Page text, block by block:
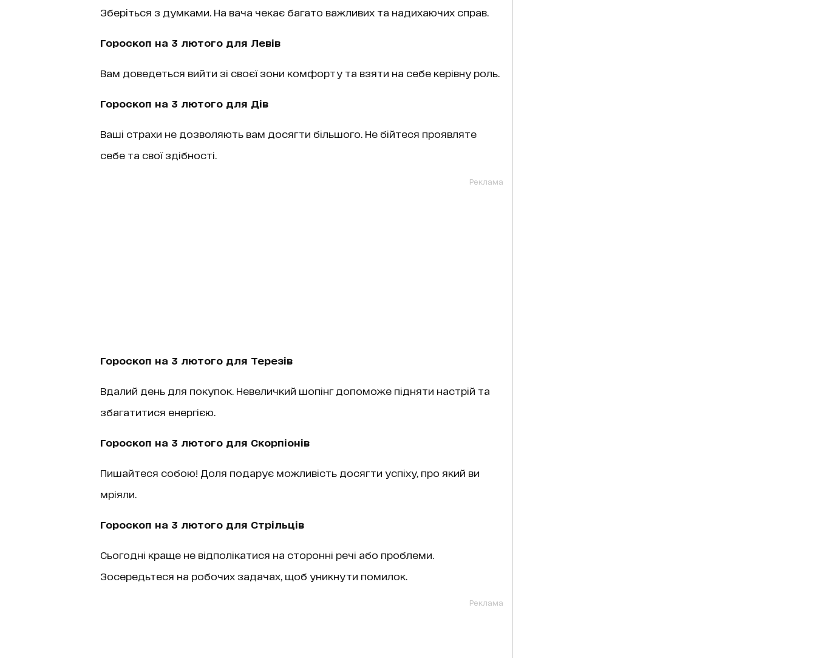
Зберіться з думками. На вача чекає багато важливих та надихаючих справ.
Гороскоп на 3 лютого для Левів
Вам доведеться вийти зі своєї зони комфорту та взяти на себе керівну роль.
Гороскоп на 3 лютого для Дів
Ваші страхи не дозволяють вам досягти більшого. Не бійтеся проявляте
себе та свої здібності.
Реклама
Гороскоп на 3 лютого для Терезів
Вдалий день для покупок. Невеличкий шопінг допоможе підняти настрій та
збагатитися енергією.
Гороскоп на 3 лютого для Скорпіонів
Пишайтеся собою! Доля подарує можливість досягти успіху, про який ви
мріяли.
Гороскоп на 3 лютого для Стрільців
Сьогодні краще не відполікатися на сторонні речі або проблеми.
Зосередьтеся на робочих задачах, щоб уникнути помилок.
Реклама